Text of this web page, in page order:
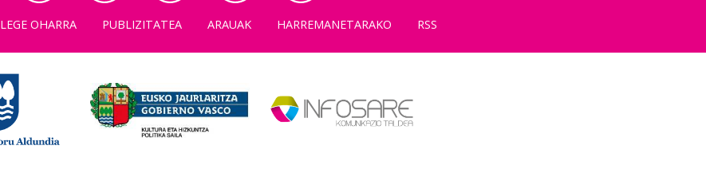
LEGE OHARRA PUBLIZITATEA ARAUAK HARREMANETARAKO RSS